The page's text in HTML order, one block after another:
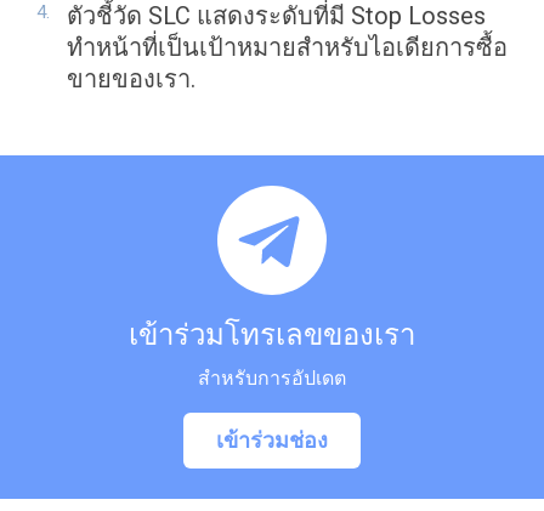
ตัวชี้วัด SLC แสดงระดับที่มี Stop Losses
ทำหน้าที่เป็นเป้าหมายสำหรับไอเดียการซื้อ
ขายของเรา.
เข้าร่วมโทรเลขของเรา
สำหรับการอัปเดต
เข้าร่วมช่อง